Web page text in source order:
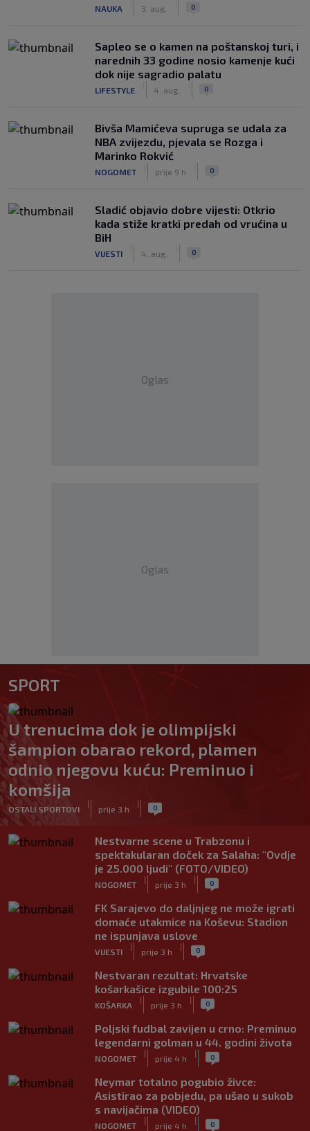
NAUKA 3. aug. 0
Saplео se o kamen na poštanskoj turi, i
narednih 33 godine nosio kamenje kući
dok nije sagradio palatu
LIFESTYLE 4. aug. 0
Bivša Mamićeva supruga se udala za
NBA zvijezdu, pjevala se Rozga i
Marinko Rokvić
NOGOMET prije 9 h 0
Sladić objavio dobre vijesti: Otkrio
kada stiže kratki predah od vrućina u
BiH
VIJESTI 4. aug. 0
Oglas
Oglas
SPORT
U trenucima dok je olimpijski
šampion obarao rekord, plamen
odnio njegovu kuću: Preminuo i
komšija
OSTALI SPORTOVI
|
prije 3 h
| 0
Nestvarne scene u Trabzonu i
spektakularan doček za Salaha: "Ovdje
je 25.000 ljudi" (FOTO/VIDEO)
NOGOMET
|
prije 3 h
| 0
FK Sarajevo do daljnjeg ne može igrati
domaće utakmice na Koševu: Stadion
ne ispunjava uslove
VIJESTI
|
prije 3 h
| 0
Nestvaran rezultat: Hrvatske
košarkašice izgubile 100:25
KOŠARKA
|
prije 3 h
| 0
Poljski fudbal zavijen u crno: Preminuo
legendarni golman u 44. godini života
NOGOMET
|
prije 4 h
| 0
Neymar totalno pogubio živce:
Asistirao za pobjedu, pa ušao u sukob
s navijačima (VIDEO)
NOGOMET
|
prije 4 h
| 0